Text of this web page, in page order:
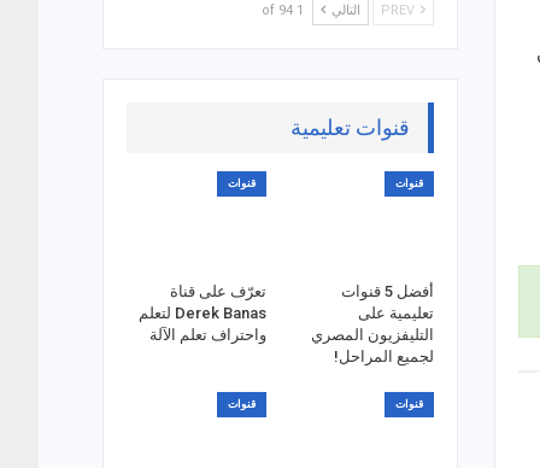
التالي 1 of 94
قنوات تعليمية
قنوات
أفضل 5 قنوات
تعليمية على
التليفزيون المصري
لجميع المراحل!
قنوات
تعرّف على قناة
Derek Banas لتعلم
واحتراف تعلم الآلة
قنوات قنوات